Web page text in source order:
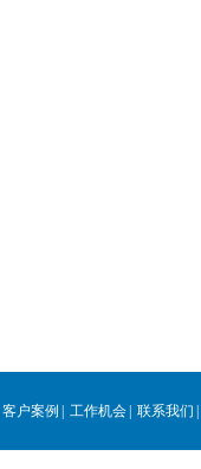
客户案例 工作机会 联系我们